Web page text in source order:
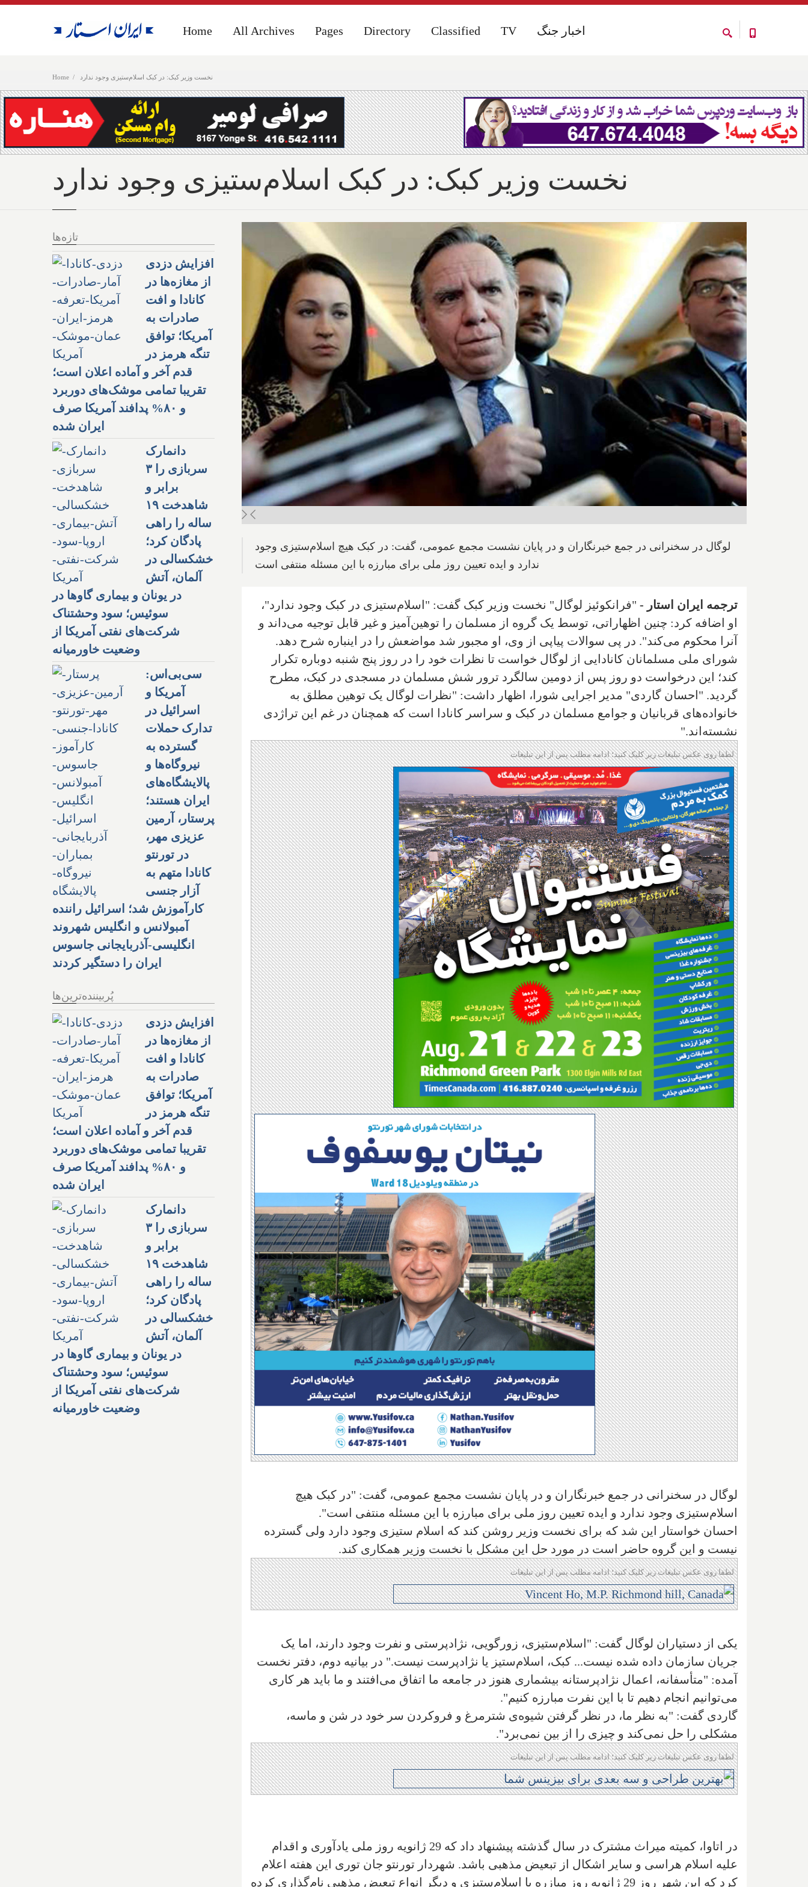
Home نخست وزیر کبک: در کبک اسلام‌ستیزی وجود ندارد
Home All Archives Pages Directory Classified TV اخبار جنگ Home All Archives Pages Directory Classified TV اخبار جنگ
نخست وزیر کبک: در کبک اسلام‌ستیزی وجود ندارد
لوگال در سخنرانی‌ در جمع خبرنگاران و در پایان نشست مجمع عمومی، گفت: در کبک هیچ اسلام‌ستیزی وجود
ندارد و ایده تعیین روز ملی برای مبارزه با این مسئله منتفی است
ترجمه ایران استار - "فرانکوئیز لوگال" نخست وزیر کبک گفت: "اسلام‌ستیزی در کبک وجود ندارد"،
او اضافه کرد: چنین اظهاراتی، توسط یک گروه از مسلمان را توهین‌آمیز و غیر قابل توجیه می‌داند و
آنرا محکوم می‌کند". در پی سوالات پیاپی از وی، او مجبور شد مواضعش را در اینباره شرح دهد.
شورای ملی مسلمانان کانادایی از لوگال خواست تا نظرات خود را در روز پنج شنبه دوباره تکرار
کند؛ این درخواست‌ دو روز پس از دومین سالگرد ترور شش مسلمان در مسجدی در کبک، مطرح
گردید. "احسان گاردی" مدیر اجرایی شورا، اظهار داشت: "نظرات لوگال یک توهین مطلق به
خانواده‌های قربانیان و جوامع مسلمان در کبک و سراسر کانادا است که همچنان در غم این تراژدی
نشسته‌‌اند".
لطفا روی عکس تبلیغات زیر کلیک کنید؛ ادامه مطلب پس از این تبلیغات
لوگال در سخنرانی‌ در جمع خبرنگاران و در پایان نشست مجمع عمومی، گفت: "در کبک هیچ
اسلام‌ستیزی وجود ندارد و ایده تعیین روز ملی برای مبارزه با این مسئله منتفی است".
احسان خواستار این شد که برای نخست وزیر روشن کند که اسلام ستیزی وجود دارد ولی گسترده
نیست و این گروه حاضر است در مورد حل این مشکل با نخست وزیر همکاری کند.
لطفا روی عکس تبلیغات زیر کلیک کنید؛ ادامه مطلب پس از این تبلیغات
یکی از دستیاران لوگال گفت: "اسلام‌ستیزی، زورگویی، نژادپرستی و نفرت وجود دارند، اما یک
جریان سازمان داده شده نیست... کبک، اسلام‌ستیز یا نژادپرست نیست." در بیانیه دوم، دفتر نخست
آمده: "متأسفانه، اعمال نژادپرستانه بیشماری هنوز در جامعه ما اتفاق می‌افتند و ما باید هر کاری
می‌توانیم انجام دهیم تا با این نفرت مبارزه کنیم".
گاردی گفت: "به نظر ما، در نظر گرفتن شیوه‌ی شترمرغ و فرو‌کردن سر خود در شن و ماسه،
مشکلی را حل نمی‌کند و چیزی را از بین نمی‌برد."
لطفا روی عکس تبلیغات زیر کلیک کنید؛ ادامه مطلب پس از این تبلیغات
در اتاوا، کمیته میراث مشترک در سال گذشته پیشنهاد داد که 29 ژانویه روز ملی یادآوری و اقدام
علیه اسلام هراسی و سایر اشکال از تبعیض مذهبی باشد. شهردار تورنتو جان توری این هفته اعلام
کرد که این شهر روز 29 ژانویه روز مبازره با اسلام‌ستیزی و دیگر انواع تبعیض مذهبی نام‌گذاری کرده
تازه‌ها
افزایش دزدی
از مغازه‌ها در
کانادا و افت
صادرات به
آمریکا؛ توافق
تنگه هرمز در
قدم آخر و آماده اعلان است؛
تقریبا تمامی موشک‌های دوربرد
و ۸۰% پدافند آمریکا صرف
ایران شده
دانمارک
سربازی را ۳
برابر و
شاهدخت ۱۹
ساله را راهی
پادگان کرد؛
خشکسالی در
آلمان، آتش
در یونان و بیماری گاوها در
سوئیس؛ سود وحشتناک
شرکت‌های نفتی آمریکا از
وضعیت خاورمیانه
سی‌بی‌اس:
آمریکا و
اسرائیل در
تدارک حملات
گسترده به
نیروگاه‌ها و
پالایشگاه‌های
ایران هستند؛
پرستار، آرمین
عزیزی مهر،
در تورنتو
کانادا متهم به
آزار جنسی
کارآموزش شد؛ اسرائیل راننده
آمبولانس و انگلیس شهروند
انگلیسی-آذربایجانی جاسوس
ایران را دستگیر کردند
پُربیننده‌ترین‌ها
افزایش دزدی
از مغازه‌ها در
کانادا و افت
صادرات به
آمریکا؛ توافق
تنگه هرمز در
قدم آخر و آماده اعلان است؛
تقریبا تمامی موشک‌های دوربرد
و ۸۰% پدافند آمریکا صرف
ایران شده
دانمارک
سربازی را ۳
برابر و
شاهدخت ۱۹
ساله را راهی
پادگان کرد؛
خشکسالی در
آلمان، آتش
در یونان و بیماری گاوها در
سوئیس؛ سود وحشتناک
شرکت‌های نفتی آمریکا از
وضعیت خاورمیانه